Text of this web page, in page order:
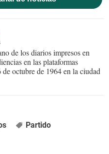
de los diarios impresos en
en las plataformas
octubre de 1964 en la ciudad
Partido